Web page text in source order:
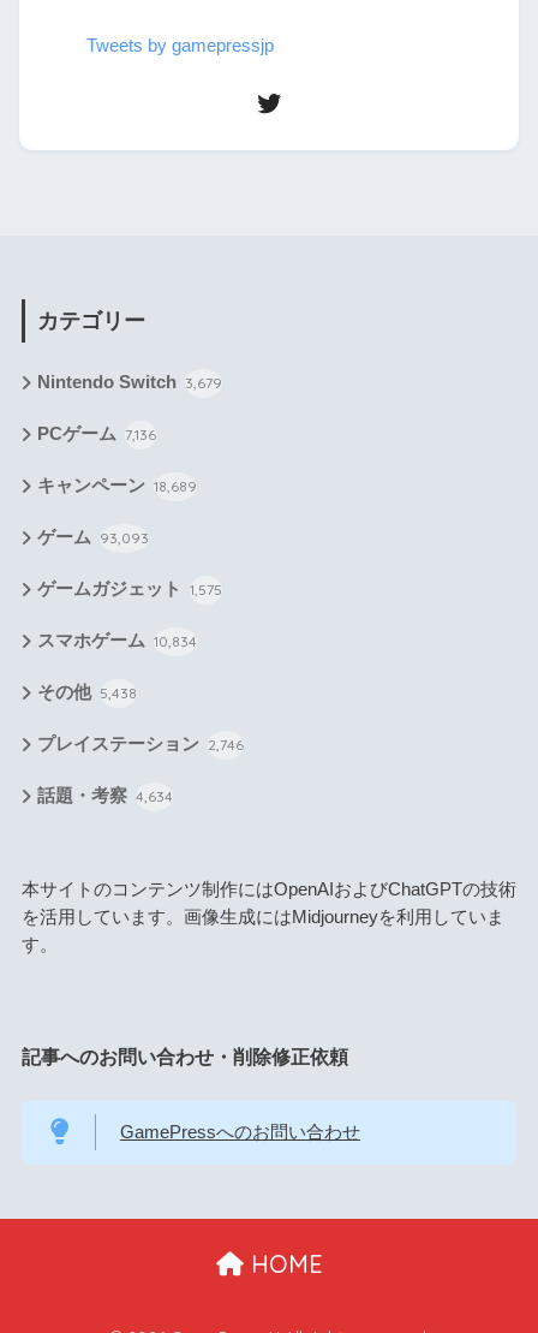
Tweets by gamepressjp
カテゴリー
Nintendo Switch 3,679
PCゲーム 7,136
キャンペーン 18,689
ゲーム 93,093
ゲームガジェット 1,575
スマホゲーム 10,834
その他 5,438
プレイステーション 2,746
話題・考察 4,634
本サイトのコンテンツ制作にはOpenAIおよびChatGPTの技術
を活用しています。画像生成にはMidjourneyを利用していま
す。
記事へのお問い合わせ・削除修正依頼
GamePressへのお問い合わせ
HOME